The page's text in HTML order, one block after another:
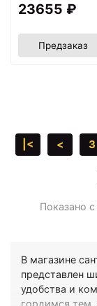
23655 ₽
Предзаказ
|< < 3
Показано
В магазине
представлен
удобства и